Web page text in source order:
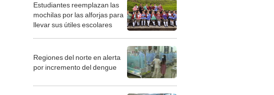
Estudiantes reemplazan las
mochilas por las alforjas para
llevar sus útiles escolares
Regiones del norte en alerta
por incremento del dengue